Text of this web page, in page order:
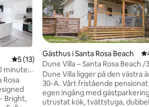
5 av 5 i genomsnittligt betyg, 13
5 (13)
minuter
Rosa
Gästhus i Santa Rosa Beach
Dune Villa – Santa Rosa Beach /
Dune Villa ligger på den västra
30-A. Vårt fristående pensionat
egen ingång med
utrustat kök, tvättstuga,